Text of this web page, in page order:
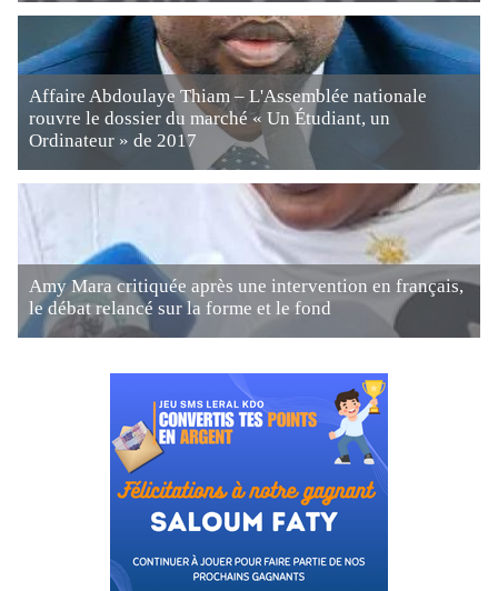
Affaire Abdoulaye Thiam – L'Assemblée nationale
rouvre le dossier du marché « Un Étudiant, un
Ordinateur » de 2017
Amy Mara critiquée après une intervention en français,
le débat relancé sur la forme et le fond